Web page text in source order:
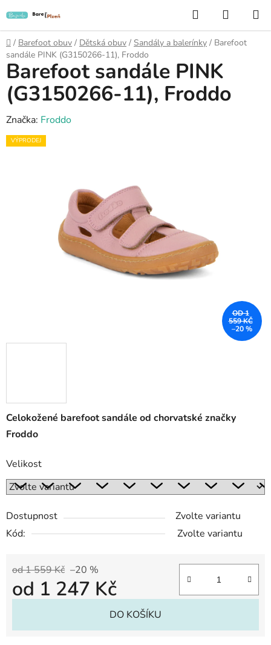
na
obsah
Hledat
KOŠÍK
Domů
/ Barefoot obuv / Dětská obuv / Sandály a balerínky / Barefoot
sandále PINK (G3150266-11), Froddo
Celokožené barefoot sandále od chorvatské značky
Froddo
Velikost
Dostupnost
Zvolte variantu
Kód:
Zvolte variantu
od 1 559 Kč –20 %
od 1 247 Kč
DO KOŠÍKU
Barefoot sandále PINK
(G3150266-11), Froddo
Značka: Froddo
VÝPRODEJ
OD 1
559 KČ
–20 %